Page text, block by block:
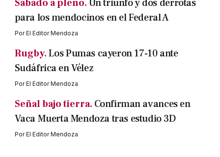
Sábado a pleno.Un triunfo y dos derrotas
para los mendocinos en el Federal A
PorEl Editor Mendoza
Rugby.Los Pumas cayeron 17-10 ante
Sudáfrica en Vélez
PorEl Editor Mendoza
Señal bajo tierra. Confirman avances en
Vaca Muerta Mendoza tras estudio 3D
PorEl Editor Mendoza